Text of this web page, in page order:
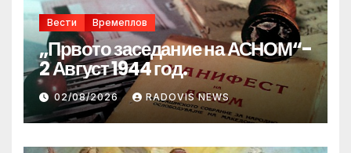
Вести Времеплов
„Првото заседание на АСНОМ“-
2 Август 1944 год.
02/08/2026 RADOVIS NEWS